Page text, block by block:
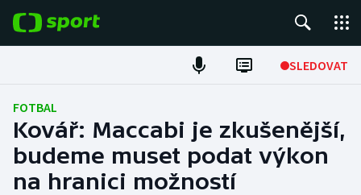
SLEDOVAT
Fotbal
Hokej
Tenis
FOTBAL
Kovář: Maccabi je zkušenější,
budeme muset podat výkon
na hranici možností